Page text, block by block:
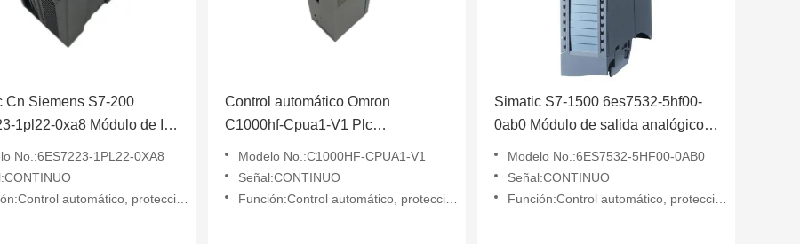
Cn Siemens S7-200
1pl22-0xa8 Módulo de IO
Di 24V DC
No.:6ES7223-1PL22-0XA8
automático, protección, monitoreo
Control automático Omron
C1000hf-Cpua1-V1 Plc
comunicación potentes
Modelo No.:C1000HF-CPUA1-V1
Señal:CONTINUO
Función:Control automático, protección, monitoreo
Simatic S7-1500 6es7532-5hf00-
0ab0 Módulo de salida analógico
Modelo No.:6ES7532-5HF00-0AB0
Señal:CONTINUO
Función:Control automático, protección, monitoreo